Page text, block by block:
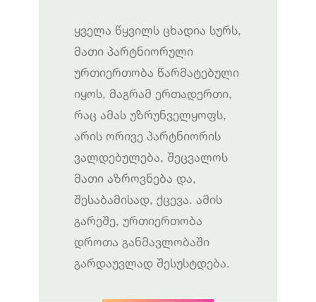
ყველა წყვილს ცხადია სურს,
მათი პარტნიორული
ურთიერთობა წარმატებული
იყოს, მაგრამ ერთადერთი,
რაც ამას უზრუნველყოფს,
არის ორივე პარტნიორის
ვალდებულება, შეცვალოს
მათი აზროვნება და,
შესაბამისად, ქცევა. ამის
გარეშე, ურთიერთობა
დროთა განმავლობაში
გარდაუვლად შესუსტდება.